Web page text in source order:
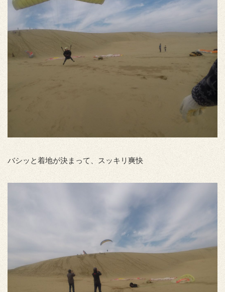
バシッと着地が決まって、スッキリ爽快